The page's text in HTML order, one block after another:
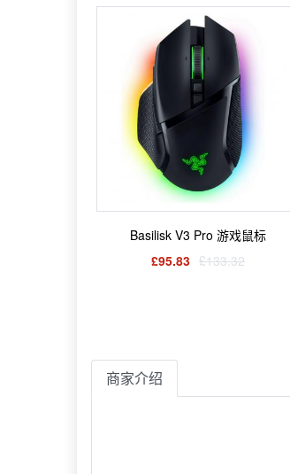
Basilisk V3 Pro 游戏鼠标
£95.83 £133.32
商家介绍